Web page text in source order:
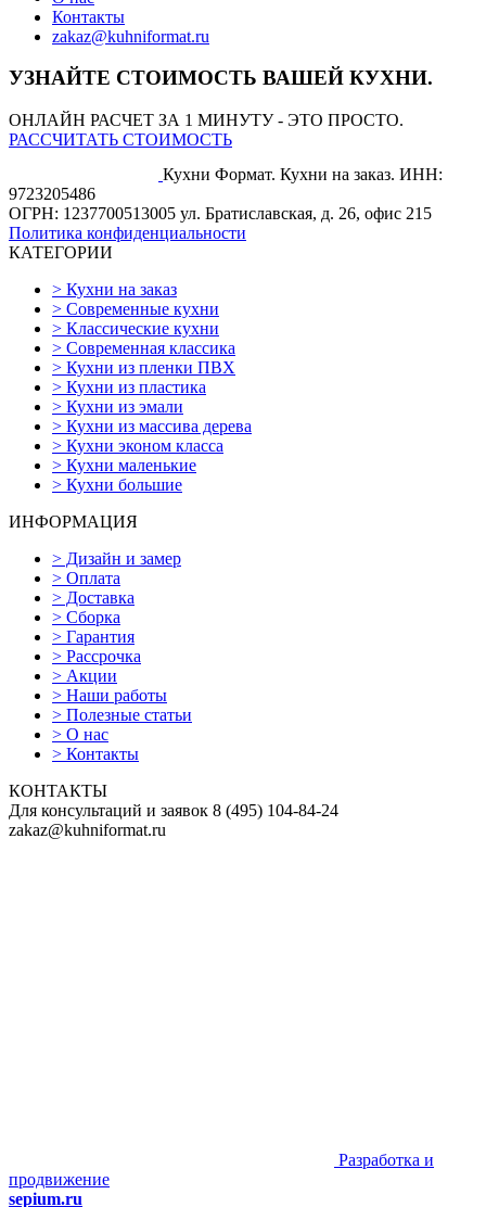
Контакты
zakaz@kuhniformat.ru
УЗНАЙТЕ СТОИМОСТЬ ВАШЕЙ КУХНИ.
ОНЛАЙН РАСЧЕТ ЗА 1 МИНУТУ - ЭТО ПРОСТО.
РАССЧИТАТЬ СТОИМОСТЬ
Кухни Формат. Кухни на заказ. ИНН:
9723205486
ОГРН: 1237700513005 ул. Братиславская, д. 26, офис 215
Политика конфиденциальности
КАТЕГОРИИ
> Кухни на заказ
> Современные кухни
> Классические кухни
> Современная классика
> Кухни из пленки ПВХ
> Кухни из пластика
> Кухни из эмали
> Кухни из массива дерева
> Кухни эконом класса
> Кухни маленькие
> Кухни большие
ИНФОРМАЦИЯ
> Дизайн и замер
> Оплата
> Доставка
> Сборка
> Гарантия
> Рассрочка
> Акции
> Наши работы
> Полезные статьи
> О нас
> Контакты
КОНТАКТЫ
Для консультаций и заявок 8 (495) 104-84-24
zakaz@kuhniformat.ru
Разработка и
продвижение
sepium.ru